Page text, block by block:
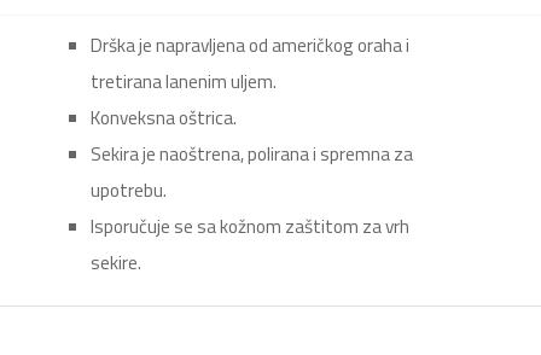
Drška je napravljena od američkog oraha i
tretirana lanenim uljem.
Konveksna oštrica.
Sekira je naoštrena, polirana i spremna za
upotrebu.
Isporučuje se sa kožnom zaštitom za vrh
sekire.